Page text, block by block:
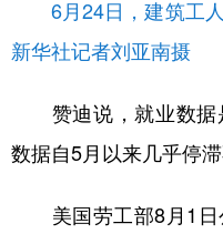
广东 广西
四川 贵州
陕西 甘肃
新疆 内蒙古
6月24日，建筑工
新华社记者刘亚南摄
赞迪说，就业数据
数据自5月以来几乎停滞
美国劳工部8月1日